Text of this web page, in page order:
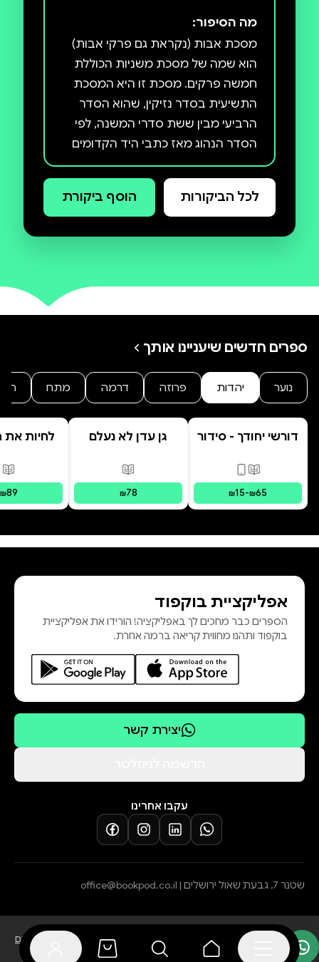
מה הסיפור:
מסכת אבות (נקראת גם פרקי אבות)
הוא שמה של מסכת משניות הכוללת
חמשה פרקים. מסכת זו היא המסכת
התשיעית בסדר נזיקין, שהוא הסדר
הרביעי מבין ששת סדרי המשנה, לפי
הסדר הנהוג מאז כתבי היד הקדומים
ביותר (המאה ה-12). בניגוד לשאר
מסכתות המשנה העוסקות בדינים
ובהלכות, עוסקת מסכת זו בענייני
פרק קניין תורה, שאינו חלק מחיבור
לכל הביקורות הוסף ביקורת
ספרים חדשים שיעניינו אותך
נוער יהדות פרוזה דרמה מתח
דורשי יחודך - סידור
פורמטים זמינים
מודפס, דיגיטלי
₪15-₪65
גן עדן לא נעלם
פורמטים זמינים מודפס
₪78
לחיות את
₪89
אפליקציית בוקפוד
הספרים כבר מחכים לך באפליקציה! הורידו את אפליקציית
בוקפוד ותהנו מחווית קריאה ברמה אחרת.
יצירת קשר
עקבו אחרינו
שטנר 7, גבעת שאול ירושלים | office@bookpod.co.il
בלוגשירות לקוחות מדיניות פרטיות הצהרת נגישותתקנון הרשמה לסופרים
מדיניות ביטול עסקה והחזרת מוצריםתקנון אתר